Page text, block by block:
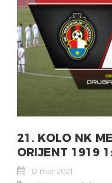
21. KOLO NK
ORIJENT 1919
12 mar 2021